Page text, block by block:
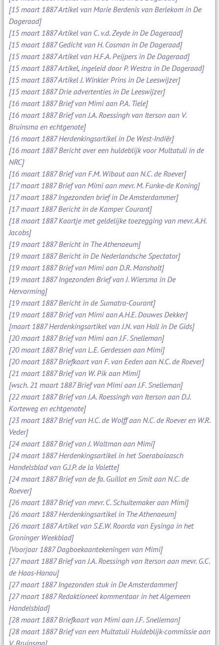
[15 maart 1887 Artikel van Marie Berdenis van Berlekom in De
Dageraad]
[15 maart 1887 Artikel van C. v.d. Zeyde in De Dageraad]
[15 maart 1887 Gedicht van H. Cosman in De Dageraad]
[15 maart 1887 Artikel van H.F.A. Peijpers in De Dageraad]
[15 maart 1887 Artikel, ingeleid door P. Westra in De Dageraad]
[15 maart 1887 Artikel J. Winkler Prins in De Leeswijzer]
[15 maart 1887 Drie advertenties in De Leeswijzer]
[16 maart 1887 Brief van Mimi aan P.A. Tiele]
[16 maart 1887 Brief van J.A. Roessingh van Iterson aan V.
Bruinsma en echtgenote]
[16 maart 1887 Herdenkingsartikel in De West-Indiër]
[16 maart 1887 Bericht over een huldeblijk voor Multatuli in de
NRC]
[16 maart 1887 Brief van F.M. Wibaut aan N.C. de Roever]
[17 maart 1887 Brief van Mimi aan mevr. M. Funke-de Koning]
[17 maart 1887 Ingezonden brief in De Amsterdammer]
[17 maart 1887 Bericht in de Kamper Courant]
[18 maart 1887 Kaartje met geldelijke toezegging van mevr. A.H.
Jacobs]
[19 maart 1887 Bericht in The Athenaeum]
[19 maart 1887 Bericht in De Nederlandsche Spectator]
[19 maart 1887 Brief van Mimi aan D.R. Mansholt]
[19 maart 1887 Ingezonden Brief van J. Wiersma in De
Hervorming]
[19 maart 1887 Bericht in de Sumatra-Courant]
[19 maart 1887 Brief van Mimi aan A.H.E. Douwes Dekker]
[maart 1887 Herdenkingsartikel van J.N. van Hall in De Gids]
[20 maart 1887 Brief van Mimi aan J.F. Snelleman]
[20 maart 1887 Brief van L.E. Gerdessen aan Mimi]
[20 maart 1887 Briefkaart van F. van Eeden aan N.C. de Roever]
[21 maart 1887 Brief van W. Pik aan Mimi]
[wsch. 21 maart 1887 Brief van Mimi aan J.F. Snelleman]
[22 maart 1887 Brief van J.A. Roessingh van Iterson aan D.J.
Korteweg en echtgenote]
[23 maart 1887 Brief van H.C. de Wolff aan N.C. de Roever en W.R.
Veder]
[24 maart 1887 Brief van J. Waltman aan Mimi]
[24 maart 1887 Herdenkingsartikel in het Soerabaiaasch
Handelsblad van G.J.P. de la Valette]
[24 maart 1887 Brief van de fa. Guillot en Smit aan N.C. de
Roever]
[26 maart 1887 Brief van mevr. C. Schuitemaker aan Mimi]
[26 maart 1887 Herdenkingsartikel in The Athenaeum]
[26 maart 1887 Artikel van S.E.W. Roorda van Eysinga in het
Groninger Weekblad]
[Voorjaar 1887 Dagboekaantekeningen van Mimi]
[27 maart 1887 Brief van J.A. Roessingh van Iterson aan mevr. G.C.
de Haas-Hanau]
[27 maart 1887 Ingezonden stuk in De Amsterdammer]
[27 maart 1887 Redaktioneel kommentaar in het Algemeen
Handelsblad]
[28 maart 1887 Briefkaart van Mimi aan J.F. Snelleman]
[28 maart 1887 Brief van een Multatuli Huldeblijk-commissie aan
V. Bruinsma]